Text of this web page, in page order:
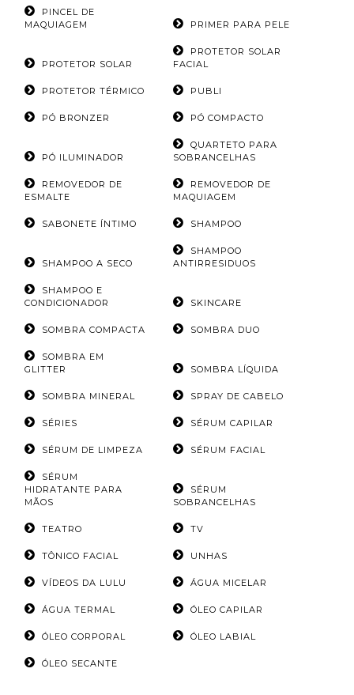
PINCEL DE
MAQUIAGEM
PRIMER PARA PELE
PROTETOR SOLAR
PROTETOR SOLAR
FACIAL
PROTETOR TÉRMICO PUBLI
PÓ BRONZER PÓ COMPACTO
PÓ ILUMINADOR
QUARTETO PARA
SOBRANCELHAS
REMOVEDOR DE
ESMALTE
REMOVEDOR DE
MAQUIAGEM
SABONETE ÍNTIMO SHAMPOO
SHAMPOO A SECO
SHAMPOO
ANTIRRESIDUOS
SHAMPOO E
CONDICIONADOR
SKINCARE
SOMBRA COMPACTA SOMBRA DUO
SOMBRA EM
GLITTER
SOMBRA LÍQUIDA
SOMBRA MINERAL SPRAY DE CABELO
SÉRIES SÉRUM CAPILAR
SÉRUM DE LIMPEZA SÉRUM FACIAL
SÉRUM
HIDRATANTE PARA
MÃOS
SÉRUM
SOBRANCELHAS
TEATRO TV
TÔNICO FACIAL UNHAS
VÍDEOS DA LULU ÁGUA MICELAR
ÁGUA TERMAL ÓLEO CAPILAR
ÓLEO CORPORAL ÓLEO LABIAL
ÓLEO SECANTE